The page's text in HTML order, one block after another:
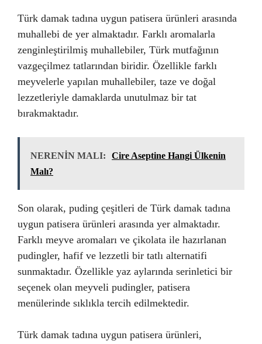
Türk damak tadına uygun patisera ürünleri arasında
muhallebi de yer almaktadır. Farklı aromalarla
zenginleştirilmiş muhallebiler, Türk mutfağının
vazgeçilmez tatlarından biridir. Özellikle farklı
meyvelerle yapılan muhallebiler, taze ve doğal
lezzetleriyle damaklarda unutulmaz bir tat
bırakmaktadır.
NERENİN MALI:
Cire Aseptine Hangi Ülkenin
Malı?
Son olarak, puding çeşitleri de Türk damak tadına
uygun patisera ürünleri arasında yer almaktadır.
Farklı meyve aromaları ve çikolata ile hazırlanan
pudingler, hafif ve lezzetli bir tatlı alternatifi
sunmaktadır. Özellikle yaz aylarında serinletici bir
seçenek olan meyveli pudingler, patisera
menülerinde sıklıkla tercih edilmektedir.
Türk damak tadına uygun patisera ürünleri,